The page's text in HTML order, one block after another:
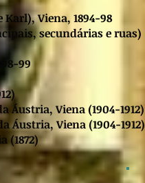
Viena, 1894-98
secundárias e ruas)
99
Áustria, Viena (1904-1912)
Áustria, Viena (1904-1912)
(1872)